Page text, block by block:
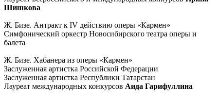
Шишкова
Ж. Бизе. Антракт к IV действию оперы «Кармен»
Симфонический оркестр Новосибирского театра оперы и
балета
Ж. Бизе. Хабанера из оперы «Кармен»
Заслуженная артистка Российской Федерации
Заслуженная артистка Республики Татарстан
Лауреат международных конкурсов Аида Гарифуллина